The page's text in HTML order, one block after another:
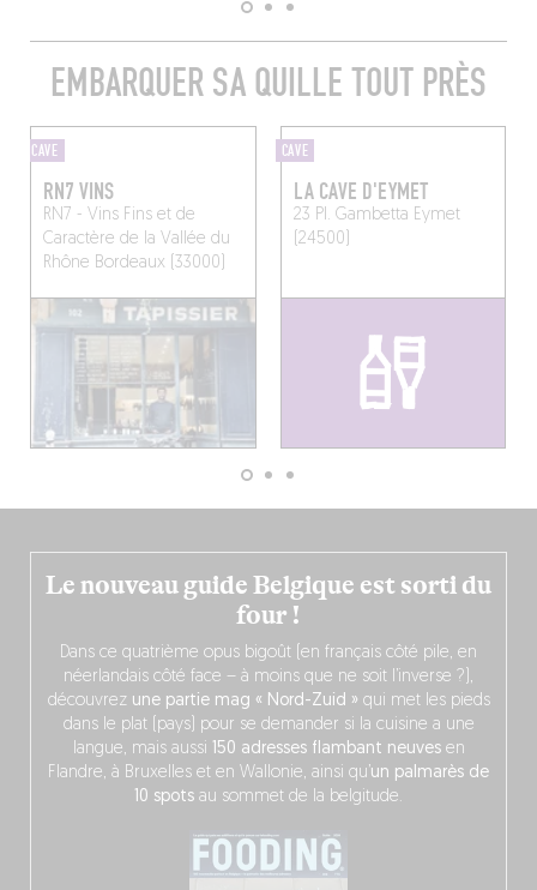
EMBARQUER SA QUILLE TOUT PRÈS
CAVE
RN7 VINS
RN7 - Vins Fins et de
Caractère de la Vallée du
Rhône Bordeaux (33000)
CAVE
LA CAVE D'EYMET
23 Pl. Gambetta Eymet
(24500)
Le nouveau guide Belgique est sorti du
four !
Dans ce quatrième opus bigoût (en français côté pile, en
néerlandais côté face – à moins que ne soit l’inverse ?),
découvrez une partie mag « Nord-Zuid » qui met les pieds
dans le plat (pays) pour se demander si la cuisine a une
langue, mais aussi 150 adresses flambant neuvesen
Flandre, à Bruxelles et en Wallonie, ainsi qu’un palmarès de
10 spots au sommet de la belgitude.